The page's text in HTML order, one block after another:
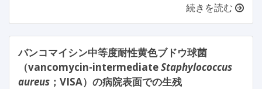
続きを読む
バンコマイシン中等度耐性黄色ブドウ球菌
（vancomycin-intermediateStaphylococcus
aureus ；VISA）の病院表面での生残